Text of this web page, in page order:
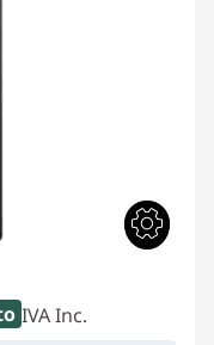
IVA Inc.